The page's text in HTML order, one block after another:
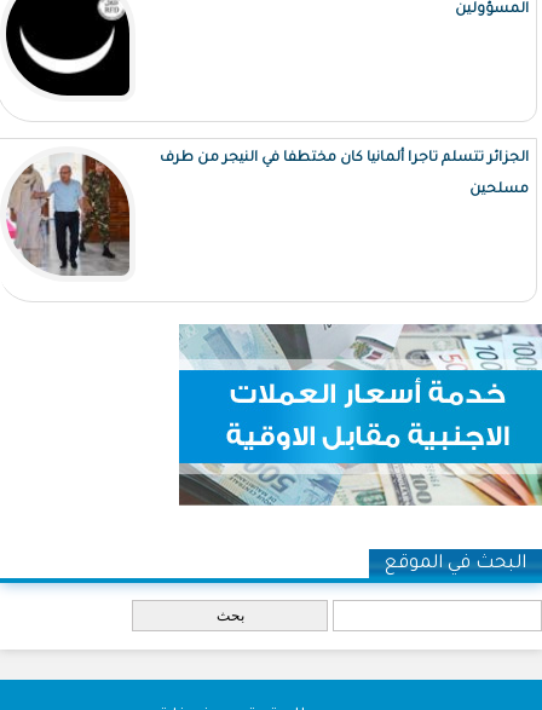
المسؤولين
الجزائر تتسلم تاجرا ألمانيا كان مختطفا في النيجر من طرف
مسلحين
البحث في الموقع